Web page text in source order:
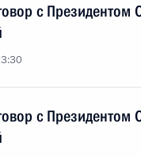
с Президентом
с Президентом